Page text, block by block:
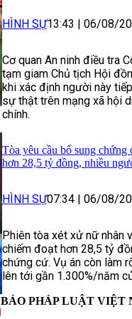
HÌNH SỰ13:43 | 06/08/
Cơ quan An ninh điều tra
tạm giam Chủ tịch Hội
khi xác định người này
sự thật trên mạng xã hội
chính.
Tòa yêu cầu bổ sung chứng
hơn 28,5 tỷ đồng, nhiều
HÌNH SỰ07:34 | 06/08/
Phiên tòa xét xử nữ nhân
chiếm đoạt hơn 28,5 tỷ
chứng cứ. Vụ án còn làm
lên tới gần 1.300%/năm
BÁO PHÁP LUẬT VIỆT